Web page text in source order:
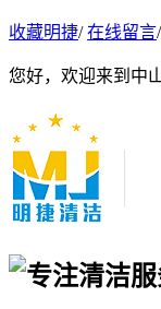
收藏明捷/在线留言/
您好，欢迎来到中